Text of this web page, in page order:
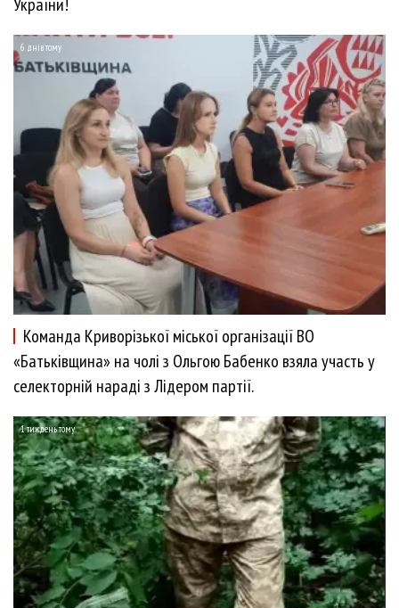
України!
6 днів тому
Команда Криворізької міської організації ВО
«Батьківщина» на чолі з Ольгою Бабенко взяла участь у
селекторній нараді з Лідером партії.
1 тиждень тому